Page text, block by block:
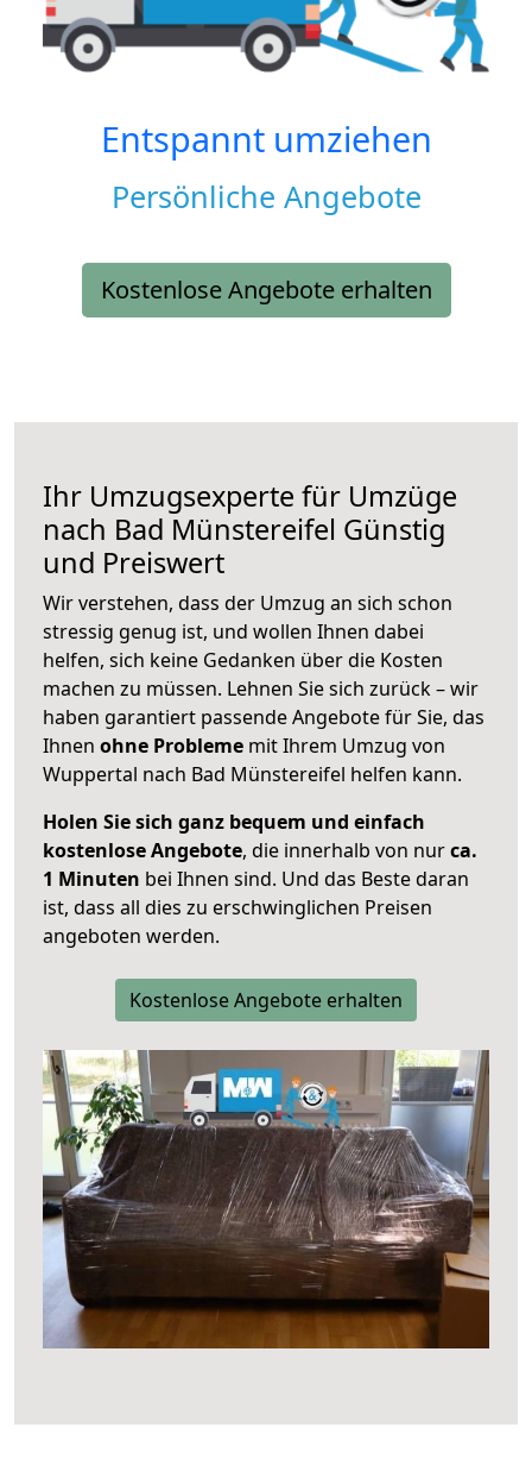
Entspannt umziehen
Persönliche Angebote
Kostenlose Angebote erhalten
Ihr Umzugsexperte für Umzüge
nach Bad Münstereifel Günstig
und Preiswert
Wir verstehen, dass der Umzug an sich schon
stressig genug ist, und wollen Ihnen dabei
helfen, sich keine Gedanken über die Kosten
machen zu müssen. Lehnen Sie sich zurück – wir
haben garantiert passende Angebote für Sie, das
Ihnen ohne Probleme mit Ihrem Umzug von
Wuppertal nach Bad Münstereifel helfen kann.
Holen Sie sich ganz bequem und einfach
kostenlose Angebote, die innerhalb von nurca.
1 Minuten bei Ihnen sind. Und das Beste daran
ist, dass all dies zu erschwinglichen Preisen
angeboten werden.
Kostenlose Angebote erhalten